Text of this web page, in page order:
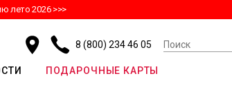
лето 2026 >>>
8 (800) 234 46 05
ПОДАРОЧНЫЕ КАРТЫ